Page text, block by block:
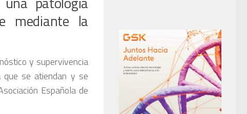
mediante la
y supervivencia
que se atiendan y se
Española de